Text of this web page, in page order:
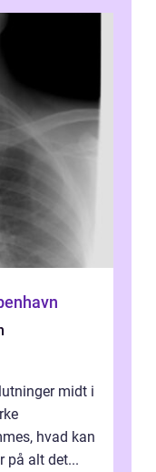
midt i
hvad kan
på alt det...